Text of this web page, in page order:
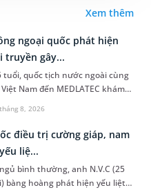
Xem thêm
8, 2026
ngoại quốc phát hiện
truyền gây...
tuổi, quốc tịch nước ngoài cùng
Nam đến MEDLATEC khám
nhân. Qua thăm khám và
chuyên sâu,...
điều trị cường giáp, nam
liệ...
bình thường, anh N.V.C (25
bàng hoàng phát hiện yếu liệt 2